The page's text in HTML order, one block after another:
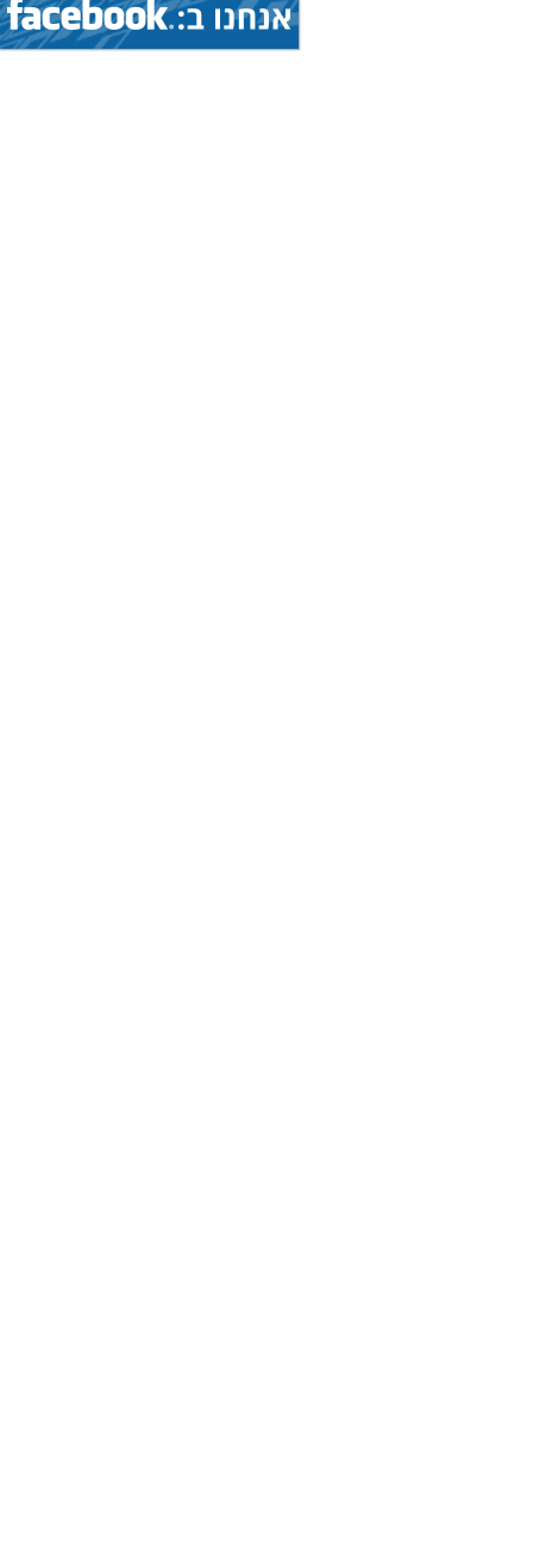
מחנה אימונים בינלאומי...
(איגוד: סמבו)
הצג
9.8.2026 - 15.8.2026